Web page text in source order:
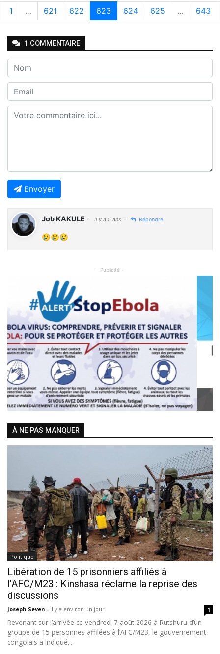
1 … 621 622 623 624 625 … 643
1 COMMENTAIRE
Envoyer
Job KAKULE - Il y a 5 ans - Répondre
😢😢😢
- Publicité -
Previous Next
À NE PAS MANQUER
Politique
Libération de 15 prisonniers affiliés à
l’AFC/M23 : Kinshasa réclame la reprise des
discussions
Joseph Seven - Il y a environ un jour 1
Revenant sur l’arrivée ce vendredi 7 août 2026 à Rutshuru d’un
groupe de 15 personnes affilées à l’AFC/M23, le gouvernement
congolais a indiqué...